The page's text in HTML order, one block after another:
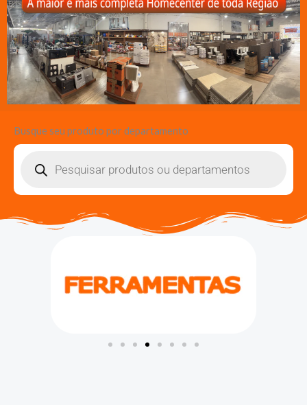
Busque seu produto por departamento
Pesquisar